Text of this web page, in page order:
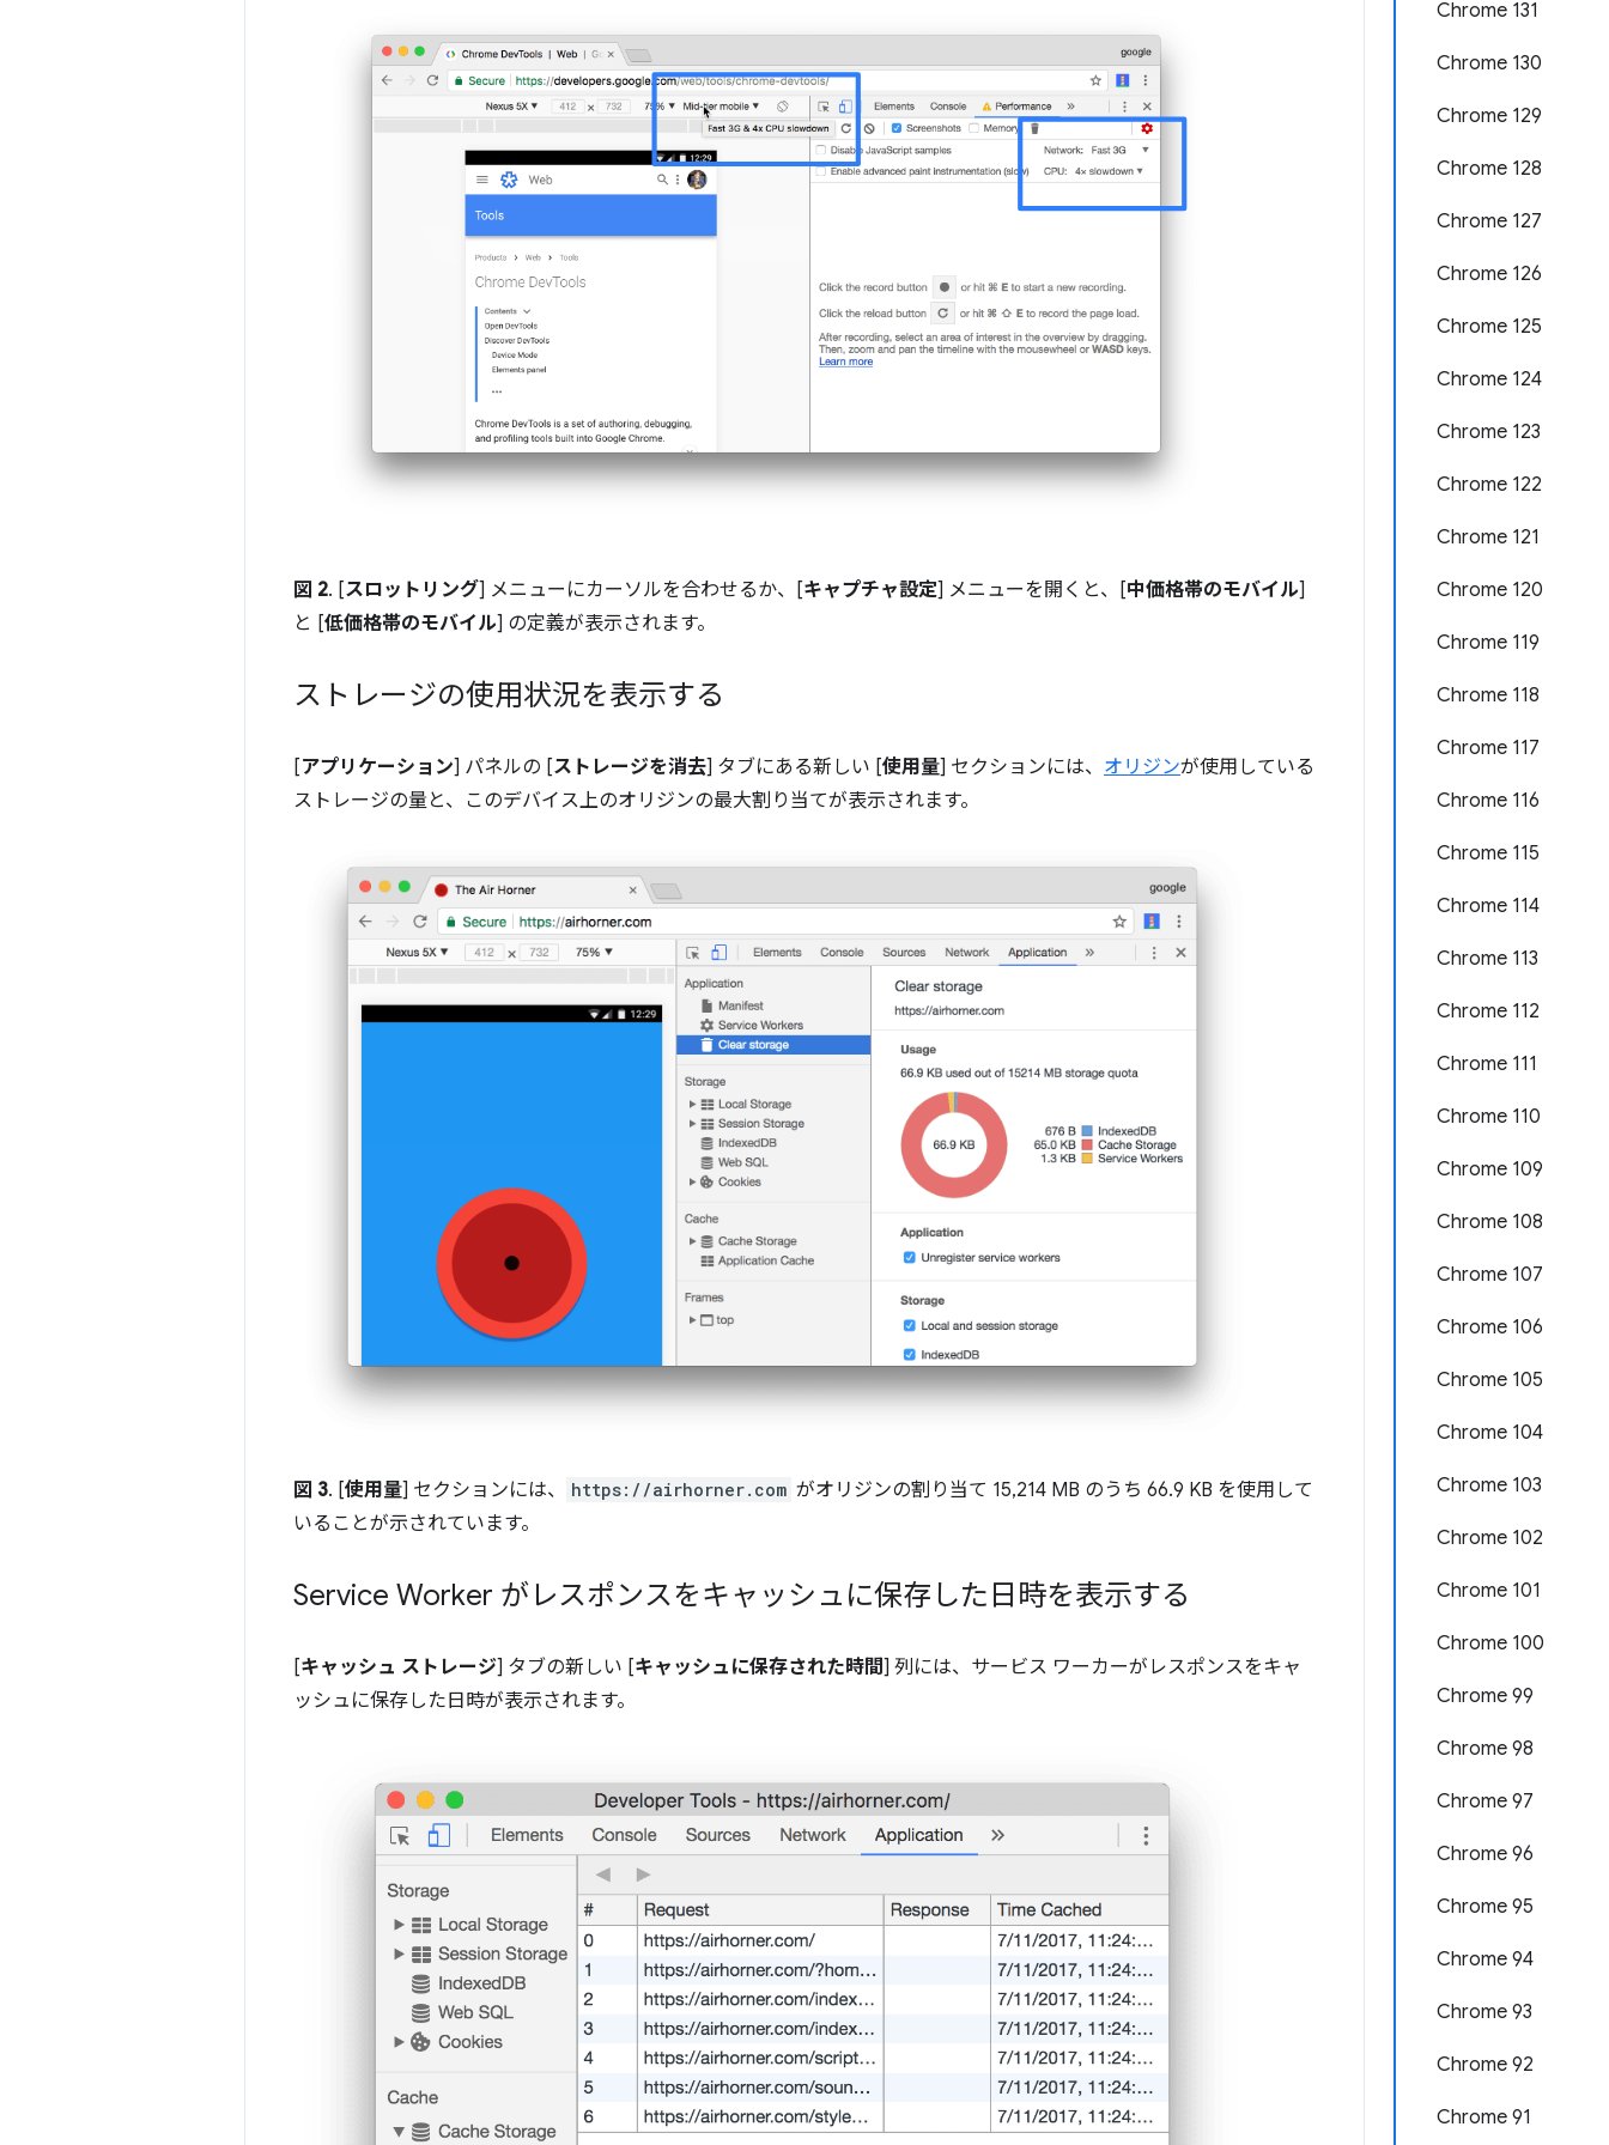
Chrome 131
Chrome 130
Chrome 129
Chrome 128
Chrome 127
Chrome 126
Chrome 125
Chrome 124
Chrome 123
Chrome 122
Chrome 121
Chrome 120
Chrome 119
Chrome 118
Chrome 117
Chrome 116
Chrome 115
Chrome 114
Chrome 113
Chrome 112
Chrome 111
Chrome 110
Chrome 109
Chrome 108
Chrome 107
Chrome 106
Chrome 105
Chrome 104
Chrome 103
Chrome 102
Chrome 101
Chrome 100
Chrome 99
Chrome 98
Chrome 97
Chrome 96
Chrome 95
Chrome 94
Chrome 93
Chrome 92
Chrome 91
図 2. [スロットリング] メニューにカーソルを合わせるか、[キャプチャ設定] メニューを開くと、[中価格帯のモバイル]
と [低価格帯のモバイル] の定義が表示されます。
ストレージの使用状況を表示する
[アプリケーション] パネルの [ストレージを消去] タブにある新しい [使用量] セクションには、 オリジンが使用している
ストレージの量と、このデバイス上のオリジンの最大割り当てが表示されます。
図 3. [使用量] セクションには、 https://airhorner.com がオリジンの割り当て 15,214 MB のうち 66.9 KB を使用して
いることが示されています。
Service Worker がレスポンスをキャッシュに保存した日時を表示する
[キャッシュ ストレージ] タブの新しい [キャッシュに保存された時間] 列には、サービス ワーカーがレスポンスをキャ
ッシュに保存した日時が表示されます。